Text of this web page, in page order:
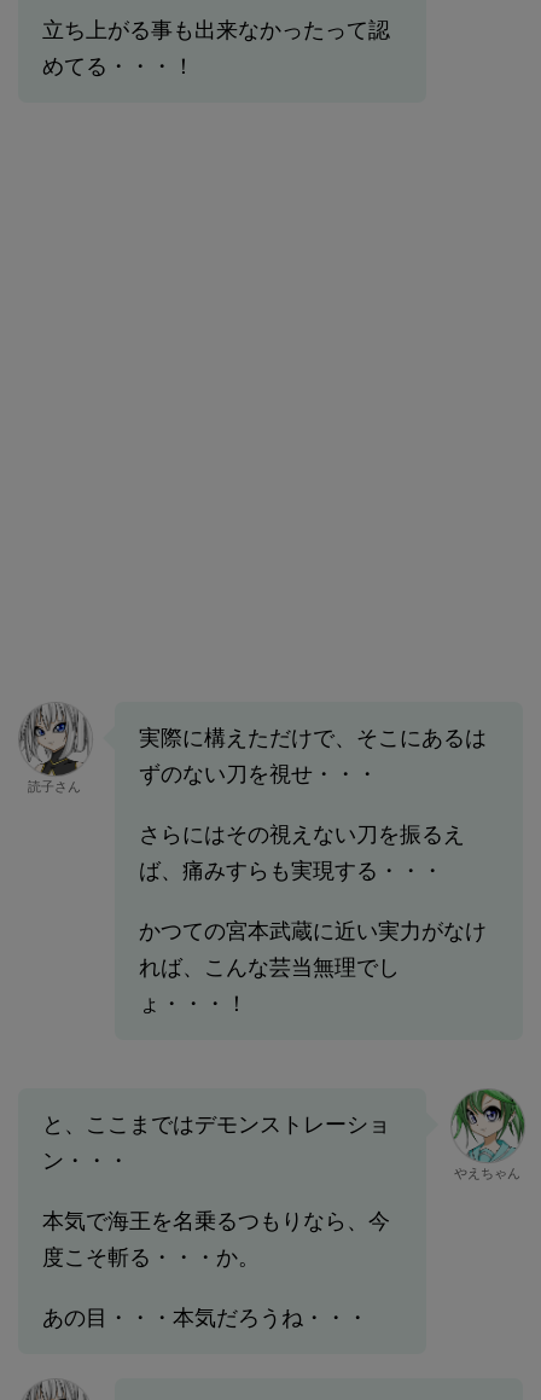
立ち上がる事も出来なかったって認
めてる・・・！
読子さん
実際に構えただけで、そこにあるは
ずのない刀を視せ・・・
さらにはその視えない刀を振るえ
ば、痛みすらも実現する・・・
かつての宮本武蔵に近い実力がなけ
れば、こんな芸当無理でし
ょ・・・！
と、ここまではデモンストレーショ
ン・・・
本気で海王を名乗るつもりなら、今
度こそ斬る・・・か。
あの目・・・本気だろうね・・・
やえちゃん